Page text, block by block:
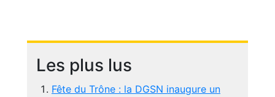
Les plus lus
Fête du Trône : la DGSN inaugure un